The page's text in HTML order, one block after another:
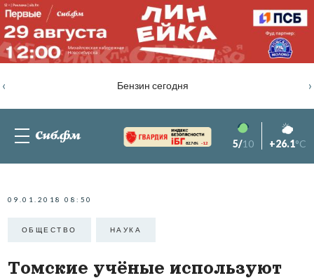
Бензин сегодня
‹ ›
82.76% -1.2 5/10 +26.1°C
09.01.2018 08:50
ОБЩЕСТВО НАУКА
Томские учёные используют